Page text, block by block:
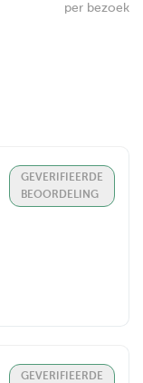
per bezoek
GEVERIFIEERDE
BEOORDELING
GEVERIFIEERDE